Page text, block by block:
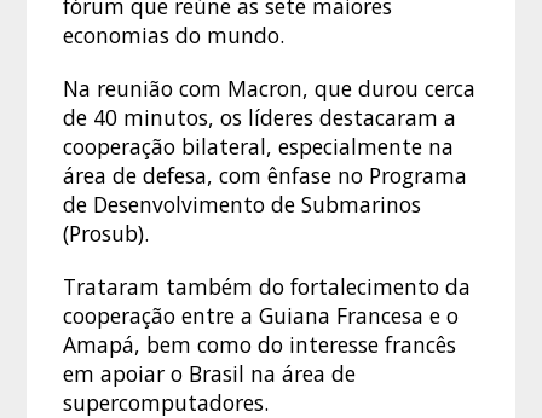
economias do mundo.
Na reunião com Macron, que durou cerca
de 40 minutos, os líderes destacaram a
cooperação bilateral, especialmente na
área de defesa, com ênfase no Programa
de Desenvolvimento de Submarinos
(Prosub).
Trataram também do fortalecimento da
cooperação entre a Guiana Francesa e o
Amapá, bem como do interesse francês
em apoiar o Brasil na área de
supercomputadores.